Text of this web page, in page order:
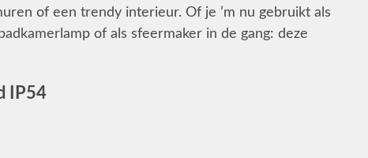
of een trendy interieur. Of je ’m nu gebruikt als
of als sfeermaker in de gang: deze
IP54